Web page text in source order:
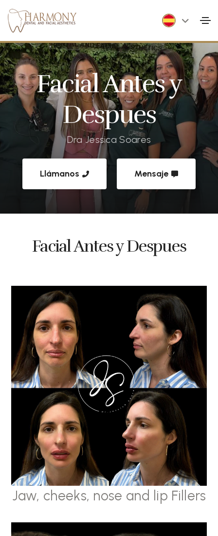
Facial Antes y
Despues
Dra Jessica Soares
Llámanos Mensaje
Facial Antes y Despues
Jaw, cheeks, nose and lip Fillers